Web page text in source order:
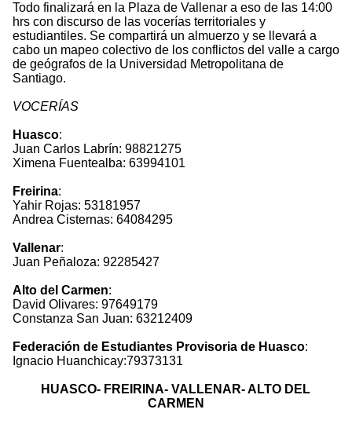
Todo finalizará en la Plaza de Vallenar a eso de las 14:00
hrs con discurso de las vocerías territoriales y
estudiantiles. Se compartirá un almuerzo y se llevará a
cabo un mapeo colectivo de los conflictos del valle a cargo
de geógrafos de la Universidad Metropolitana de
Santiago.
VOCERÍAS
Huasco:
Juan Carlos Labrín: 98821275
Ximena Fuentealba: 63994101
Freirina:
Yahir Rojas: 53181957
Andrea Cisternas: 64084295
Vallenar:
Juan Peñaloza: 92285427
Alto del Carmen:
David Olivares: 97649179
Constanza San Juan: 63212409
Federación de Estudiantes Provisoria de Huasco:
Ignacio Huanchicay:79373131
HUASCO- FREIRINA- VALLENAR- ALTO DEL
CARMEN